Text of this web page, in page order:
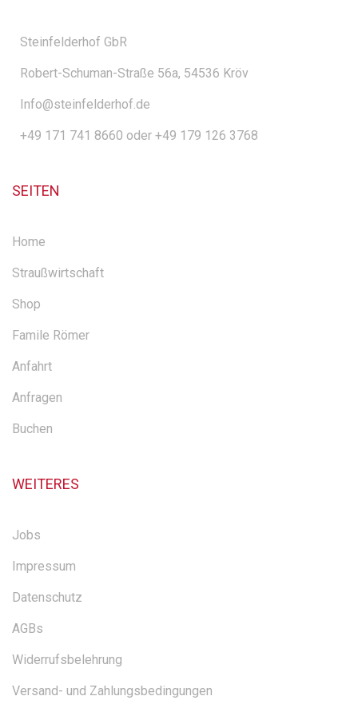
Steinfelderhof GbR
Robert-Schuman-Straße 56a, 54536 Kröv
Info@steinfelderhof.de
+49 171 741 8660 oder +49 179 126 3768
SEITEN
Home
Straußwirtschaft
Shop
Famile Römer
Anfahrt
Anfragen
Buchen
WEITERES
Jobs
Impressum
Datenschutz
AGBs
Widerrufsbelehrung
Versand- und Zahlungsbedingungen